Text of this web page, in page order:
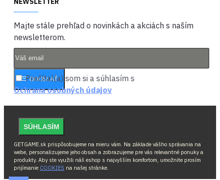
Majte stále prehľad o novinkách a akciách s naším
newsletterom.
ODOSLAŤ
Prečítal(a) som si a súhlasím s
Ochrana osobných údajov
SÚHLASÍM
GETGAME.sk prispôsobujeme na mieru vám. Na základe vášho správania na
webe, personalizujeme jeho obsah a zobrazujeme pre vás relevantné ponuky a
produkty. Aby ste využili náš eshop s najvyšším komfortom, umožnite prosím
prijímanie COOKIES na našej stránke.